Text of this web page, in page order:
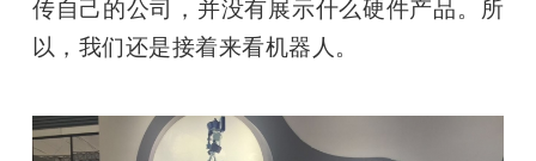
传自己的公司，并没有展示什么硬件产品。所
以，我们还是接着来看机器人。